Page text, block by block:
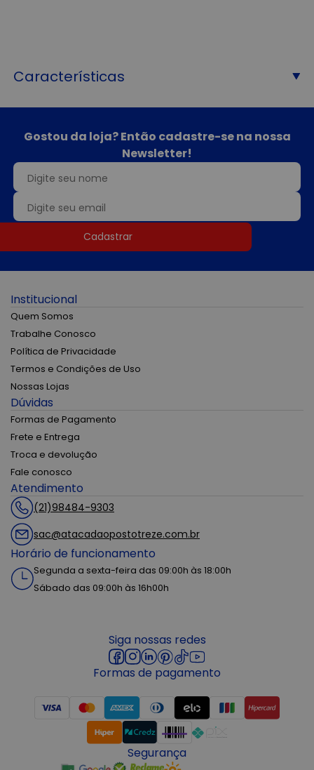
Características
Gostou da loja? Então cadastre-se na nossa
Newsletter!
Cadastrar
Institucional
Quem Somos
Trabalhe Conosco
Política de Privacidade
Termos e Condições de Uso
Nossas Lojas
Dúvidas
Formas de Pagamento
Frete e Entrega
Troca e devolução
Fale conosco
Atendimento
(21)98484-9303
sac@atacadaopostotreze.com.br
Horário de funcionamento
Segunda a sexta-feira das 09:00h às 18:00h
Sábado das 09:00h às 16h00h
Siga nossas redes
Formas de pagamento
Segurança